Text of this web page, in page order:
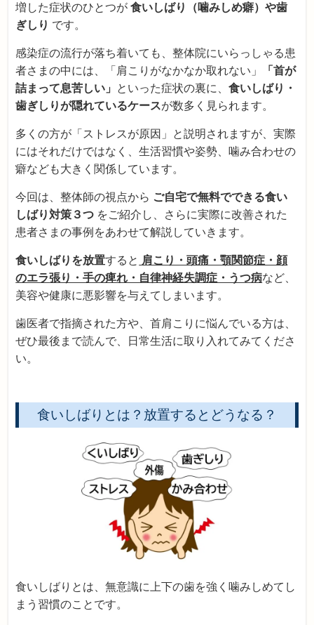
増した症状のひとつが食いしばり（噛みしめ癖）や歯
ぎしり です。
感染症の流行が落ち着いても、整体院にいらっしゃる患
者さまの中には、「肩こりがなかなか取れない」
「首が
詰まって息苦しい」
といった症状の裏に、食いしばり・
歯ぎしりが隠れているケースが数多く見られます。
多くの方が「ストレスが原因」と説明されますが、実際
にはそれだけではなく、生活習慣や姿勢、噛み合わせの
癖なども大きく関係しています。
今回は、整体師の視点から ご自宅で無料でできる食い
しばり対策３つ をご紹介し、さらに実際に改善された
患者さまの事例をあわせて解説していきます。
食いしばりを放置すると 肩こり・頭痛・顎関節症・顔
のエラ張り・手の痺れ・自律神経失調症・うつ病など、
美容や健康に悪影響を与えてしまいます。
歯医者で指摘された方や、首肩こりに悩んでいる方は、
ぜひ最後まで読んで、日常生活に取り入れてみてくださ
い。
食いしばりとは？放置するとどうなる？
食いしばりとは、無意識に上下の歯を強く噛みしめてし
まう習慣のことです。